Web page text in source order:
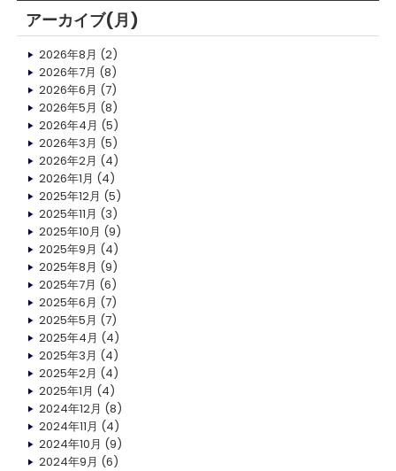
アーカイブ(月)
2026年8月 (2)
2026年7月 (8)
2026年6月 (7)
2026年5月 (8)
2026年4月 (5)
2026年3月 (5)
2026年2月 (4)
2026年1月 (4)
2025年12月 (5)
2025年11月 (3)
2025年10月 (9)
2025年9月 (4)
2025年8月 (9)
2025年7月 (6)
2025年6月 (7)
2025年5月 (7)
2025年4月 (4)
2025年3月 (4)
2025年2月 (4)
2025年1月 (4)
2024年12月 (8)
2024年11月 (4)
2024年10月 (9)
2024年9月 (6)